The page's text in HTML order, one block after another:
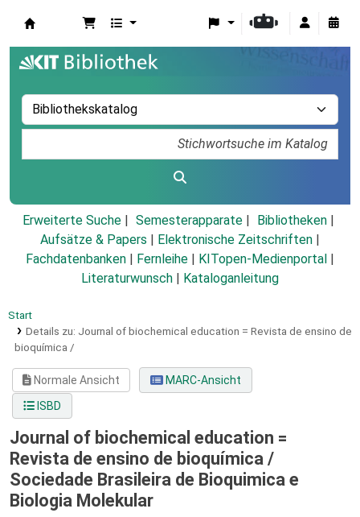
Erweiterte Suche Semesterapparate
Bibliotheken
Aufsätze & Papers
Elektronische Zeitschriften
Fachdatenbanken
Fernleihe KITopen-Medienportal
Literaturwunsch
Kataloganleitung
Start
Details zu: Journal of biochemical education = Revista de ensino de
bioquímica /
Normale Ansicht
MARC-Ansicht
ISBD
Journal of biochemical education =
Revista de ensino de bioquímica /
Sociedade Brasileira de Bioquimica e
Biologia Molekular